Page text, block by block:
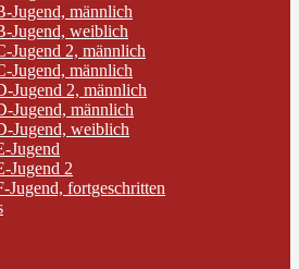
Jugend, männlich
Jugend, weiblich
Jugend 2, männlich
Jugend, männlich
Jugend 2, männlich
Jugend, männlich
Jugend, weiblich
Jugend
Jugend 2
Jugend, fortgeschritten